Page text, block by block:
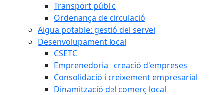
Transport públic
Ordenança de circulació
Aigua potable: gestió del servei
Desenvolupament local
CSETC
Emprenedoria i creació d'empreses
Consolidació i creixement empresarial
Dinamització del comerç local